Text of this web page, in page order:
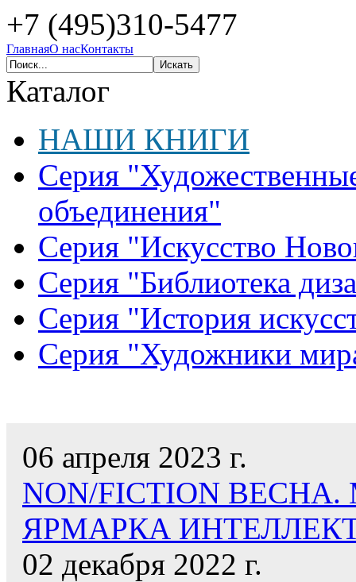
+7 (495)310-5477
ГлавнаяО насКонтакты
Каталог
НАШИ КНИГИ
Серия
объединения"
Серия "Искусство
Серия "Библиотека
Серия "История
Серия "Художники
06 апреля 2023 г.
NON/FICTION
ЯРМАРКА
02 декабря 2022 г.